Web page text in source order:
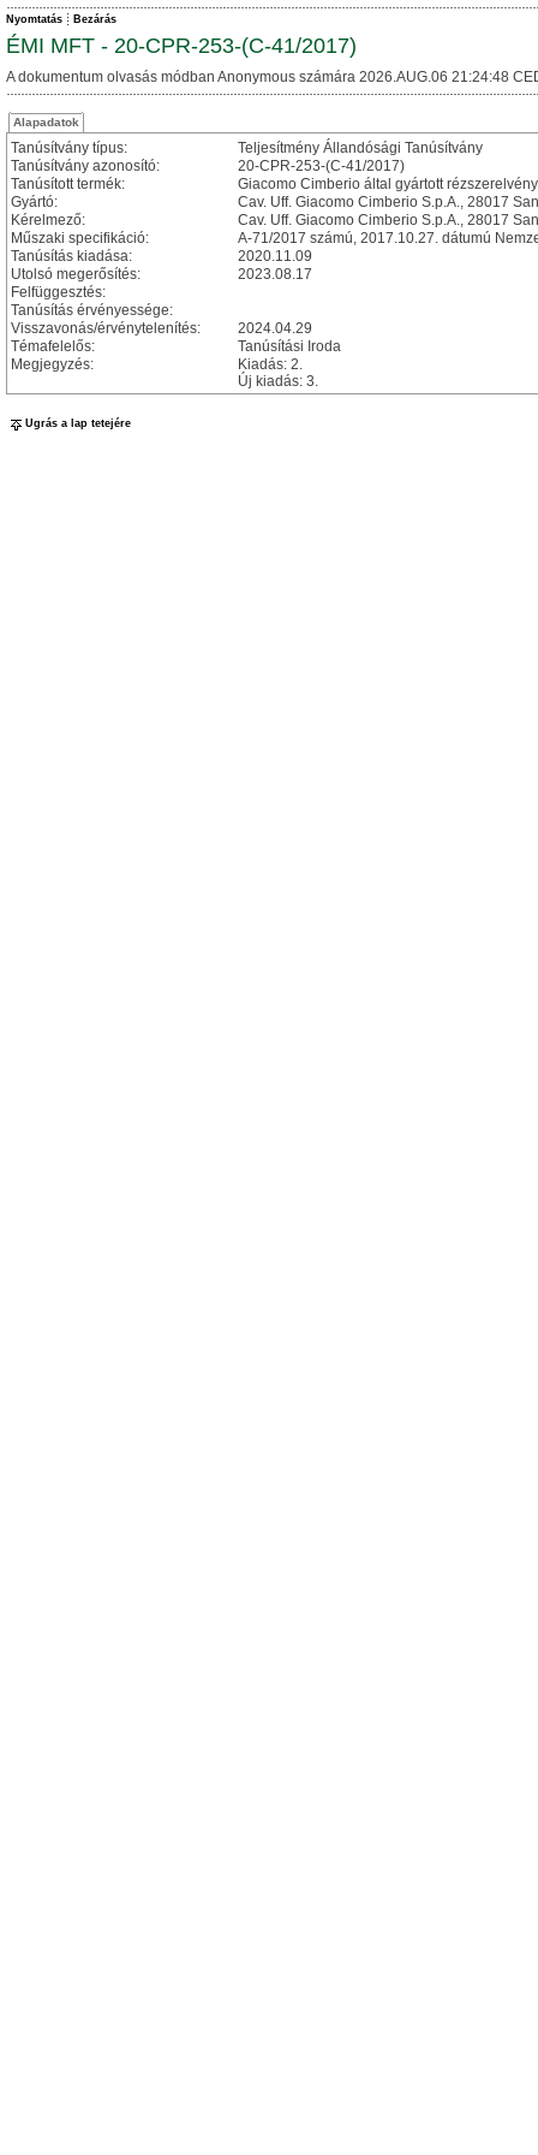
Nyomtatás Bezárás
ÉMI MFT - 20-CPR-253-(C-41/2017)
A dokumentum olvasás módban Anonymous számára 2026.AUG.06 21:24:48
Alapadatok
Tanúsítvány típus:
Teljesítmény Állandósági Tanúsítvány
Tanúsítvány azonosító:
20-CPR-253-(C-41/2017)
Tanúsított termék:
Giacomo Cimberio által gyártott
Gyártó:
Cav. Uff. Giacomo Cimberio S.p.A., 28017
Kérelmező:
Cav. Uff. Giacomo Cimberio S.p.A., 28017
Műszaki specifikáció:
A-71/2017 számú, 2017.10.27. dátumú
Tanúsítás kiadása:
2020.11.09
Utolsó megerősítés:
2023.08.17
Felfüggesztés:
Tanúsítás érvényessége:
Visszavonás/érvénytelenítés:
2024.04.29
Témafelelős:
Tanúsítási Iroda
Megjegyzés:
Kiadás: 2.
Új kiadás: 3.
Ugrás a lap tetejére